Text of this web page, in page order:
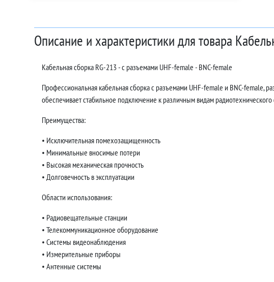
Описание и характеристики для товара
Кабельная сборка RG-213 - с разъемами UHF-female - BNC-female
Профессиональная кабельная сборка с разъемами UHF-female и BNC-female,
обеспечивает стабильное подключение к различным видам
Преимущества:
• Исключительная помехозащищенность
• Минимальные вносимые потери
• Высокая механическая прочность
• Долговечность в эксплуатации
Области использования:
• Радиовещательные станции
• Телекоммуникационное оборудование
• Системы видеонаблюдения
• Измерительные приборы
• Антенные системы